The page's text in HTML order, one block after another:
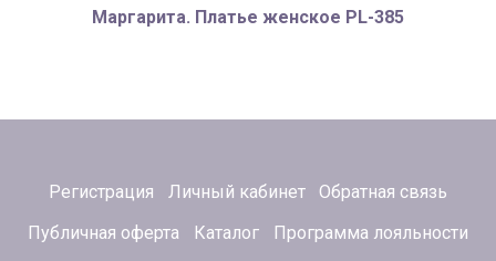
Маргарита. Платье женское PL-385
Регистрация Личный кабинет
Обратная связь
Публичная оферта
Каталог
Программа лояльности